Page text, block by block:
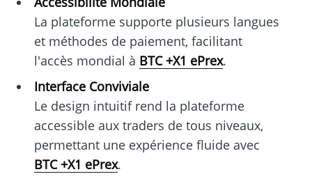
La plateforme supporte plusieurs langues
et méthodes de paiement, facilitant
l'accès mondial à BTC +X1 ePrex.
Interface Conviviale
Le design intuitif rend la plateforme
accessible aux traders de tous niveaux,
permettant une expérience fluide avec
BTC +X1 ePrex.